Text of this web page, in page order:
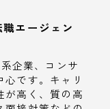
エージェン
企業、コンサ
です。キャリ
が高く、質の高